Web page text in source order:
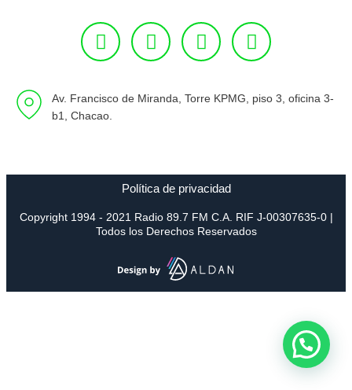
Av. Francisco de Miranda, Torre KPMG, piso 3, oficina 3-
b1, Chacao.
Política de privacidad
Copyright 1994 - 2021 Radio 89.7 FM C.A. RIF J-00307635-0 |
Todos los Derechos Reservados